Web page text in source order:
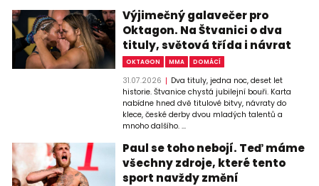
Výjimečný galavečer pro
Oktagon. Na Štvanici o dva
tituly, světová třída i návrat
OKTAGON MMA DOMÁCÍ
31.07.2026
Dva tituly, jedna noc, deset let
historie. Štvanice chystá jubilejní bouři. Karta
nabídne hned dvě titulové bitvy, návraty do
klece, české derby dvou mladých talentů a
mnoho dalšího. ...
Paul se toho nebojí. Teď máme
všechny zdroje, které tento
sport navždy změní